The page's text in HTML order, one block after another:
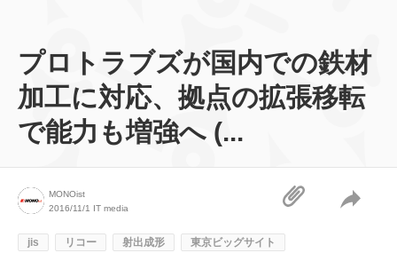
プロトラブズが国内での鉄材
加工に対応、拠点の拡張移転
で能力も増強へ (...
MONOist
2016/11/1 IT media
jis リコー 射出成形 東京ビッグサイト